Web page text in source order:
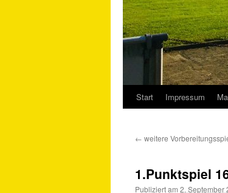
Springe
Inhalt
Start Impressum
← weitere
1.Punktspiel
Publiziert am 2. September